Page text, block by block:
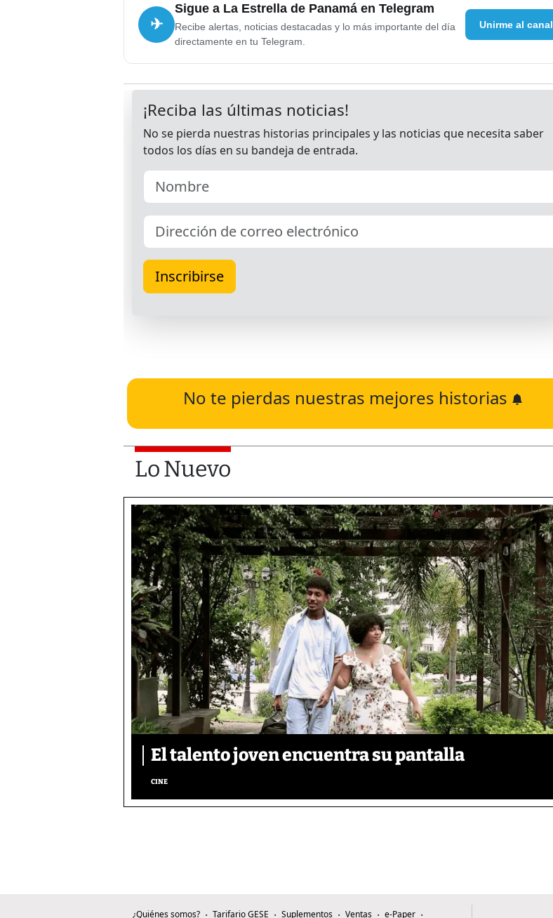
✈
Sigue a La Estrella de Panamá en Telegram
Recibe alertas, noticias destacadas y lo más importante del día
directamente en tu Telegram.
Unirme al canal
No te pierdas nuestras mejores historias
Lo Nuevo
El talento joven encuentra su pantalla​
CINE
¿Quiénes somos? Tarifario GESE Suplementos Ventas e-Paper